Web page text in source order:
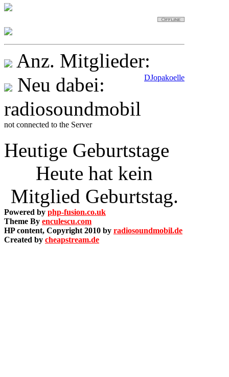
Anz. Mitglieder:
Neu dabei: DJopakoelle
radiosoundmobil
not connected to the Server
Heutige Geburtstage
Heute hat kein
Mitglied Geburtstag.
Powered by php-fusion.co.uk
Theme By enculescu.com
HP content, Copyright 2010 by radiosoundmobil.de
Created by cheapstream.de